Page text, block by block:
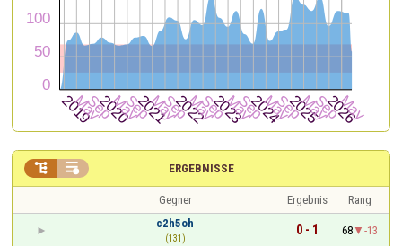
ERGEBNISSE
 
Gegner Ergebnis
Rang
c2h5oh
(131)
0 - 1 68
-13